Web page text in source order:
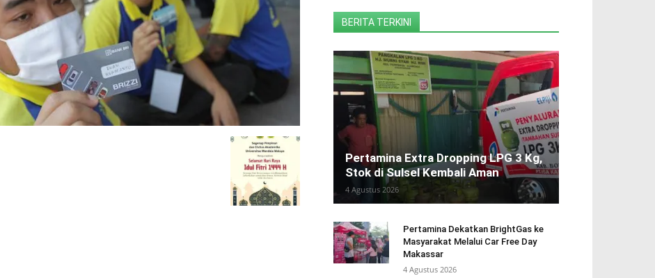
BERITA TERKINI
Pertamina Extra Dropping LPG 3 Kg,
Stok di Sulsel Kembali Aman
4 Agustus 2026
Pertamina Dekatkan BrightGas ke
Masyarakat Melalui Car Free Day
Makassar
4 Agustus 2026